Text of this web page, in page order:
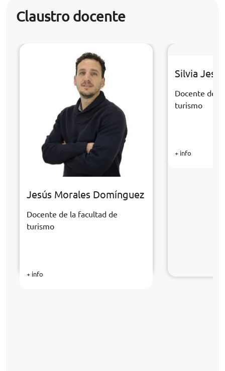
Claustro docente
Jesús Morales Domínguez
Docente de la facultad de
turismo
+ info
Silvia
Docente de
turismo
+ info